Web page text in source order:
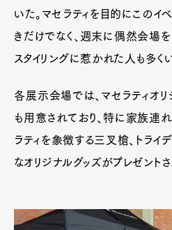
いた。マセラティを目的にこのイ
きだけでなく、週末に偶然会場
スタイリングに惹かれた人も多くい
各展示会場では、マセラティオリ
も用意されており、特に家族連
ラティを象徴する三叉槍、トライ
なオリジナルグッズがプレゼントさ